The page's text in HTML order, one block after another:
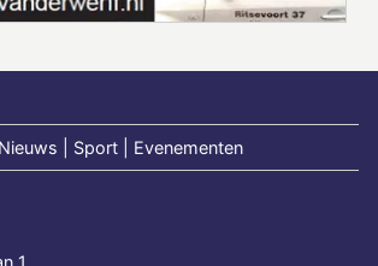
Nieuws | Sport | Evenementen